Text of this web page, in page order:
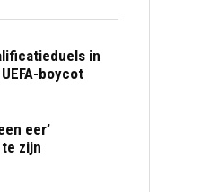
in
boycot
eer’
zijn